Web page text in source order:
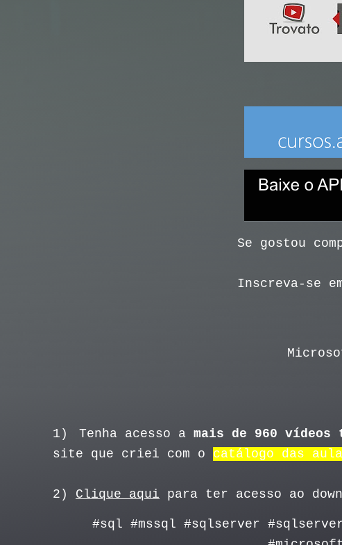
Se gostou
Inscreva-se
1) Tenha acesso a mais de 960
site que criei com o catálogo das
2) Clique aqui para ter acesso ao
#sql #mssql #sqlserver